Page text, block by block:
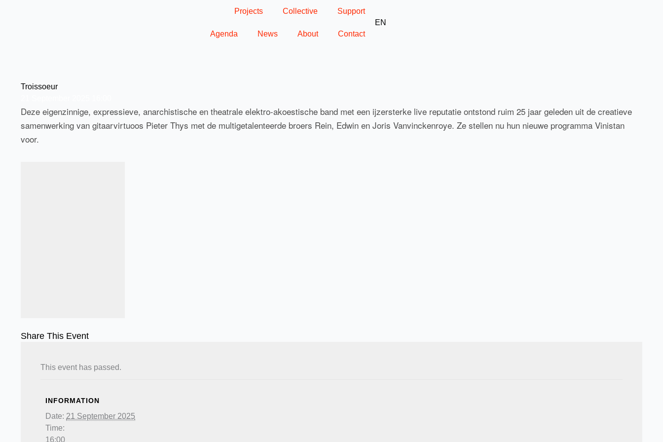
Projects Collective Support
Agenda News About Contact
EN
Troissoeur
Deze eigenzinnige, expressieve, anarchistische en theatrale elektro-akoestische band met een ijzersterke live reputatie ontstond ruim 25 jaar geleden uit de creatieve
samenwerking van gitaarvirtuoos Pieter Thys met de multigetalenteerde broers Rein, Edwin en Joris Vanvinckenroye. Ze stellen nu hun nieuwe programma Vinistan
voor.
Share This Event
This event has passed.
INFORMATION
Date: 21 September 2025
Time:
16:00